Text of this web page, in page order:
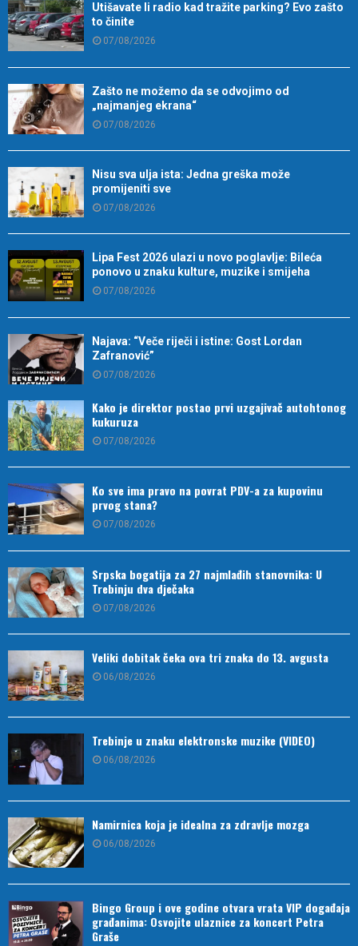
Utišavate li radio kad tražite parking? Evo zašto
to činite
07/08/2026
Zašto ne možemo da se odvojimo od
„najmanjeg ekrana“
07/08/2026
Nisu sva ulja ista: Jedna greška može
promijeniti sve
07/08/2026
Lipa Fest 2026 ulazi u novo poglavlje: Bileća
ponovo u znaku kulture, muzike i smijeha
07/08/2026
Najava: “Veče riječi i istine: Gost Lordan
Zafranović”
07/08/2026
Kako je direktor postao prvi uzgajivač autohtonog
kukuruza
07/08/2026
Ko sve ima pravo na povrat PDV-a za kupovinu
prvog stana?
07/08/2026
Srpska bogatija za 27 najmlađih stanovnika: U
Trebinju dva dječaka
07/08/2026
Veliki dobitak čeka ova tri znaka do 13. avgusta
06/08/2026
Trebinje u znaku elektronske muzike (VIDEO)
06/08/2026
Namirnica koja je idealna za zdravlje mozga
06/08/2026
Bingo Group i ove godine otvara vrata VIP događaja
građanima: Osvojite ulaznice za koncert Petra
Graše